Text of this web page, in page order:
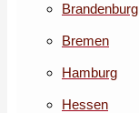
Brandenburg
Bremen
Hamburg
Hessen